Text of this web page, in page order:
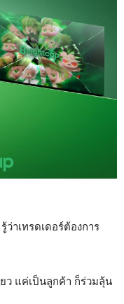
ว่าเทรดเดอร์ต้องการ
ว แค่เป็นลูกค้า ก็ร่วมลุ้น